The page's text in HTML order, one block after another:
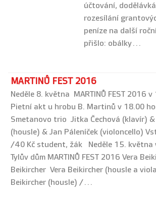
účtování,
rozesílání
peníze na další
přišlo: obálky…
MARTINŮ FEST 2016
Neděle 8. května MARTINŮ FEST 2016
Pietní akt u hrobu B. Martinů v 18.00
Smetanovo trio Jitka Čechová (klavír) &
(housle) & Jan Páleníček (violoncello)
/40 Kč student, žák Neděle 15. května
Tylův dům MARTINŮ FEST 2016 Vera
Beikircher Vera Beikircher (housle a
Beikircher (housle) /…